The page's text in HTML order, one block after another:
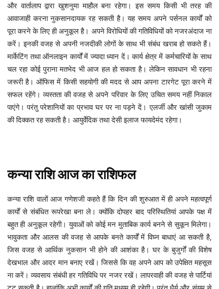
और वार्तालाप द्वारा खुशनुमा माहौल बना रहेगा। इस समय किसी भी तरह की
आवाजाही करना नुकसानदायक रह सकती है। यह समय अपने पर्सनल कार्यों को
पूरा करने के लिए ही अनुकूल है। अपने विरोधियों की गतिविधियों को नजरअंदाज ना
करें। इनकी वजह से अपनी नजदीकी लोगों के साथ भी संबंध खराब हो सकते हैं।
मार्केटिंग तथा ऑनलाइन कार्यों में ज्यादा ध्यान दें। कार्य क्षेत्र में कर्मचारियों के साथ
चल रहा कोई पुराना मतभेद भी आज हल हो सकता है। लेकिन सावधान भी रहना
जरूरी है। ऑफिस में किसी सहयोगी की मदद से आप अपना टारगेट पूरा करने में
सफल रहेंगे। व्यस्तता की वजह से अपने परिवार के लिए उचित समय नहीं निकाल
पाएंगे। परंतु परेशानियों का प्रभाव घर पर ना पड़ने दें। एलर्जी और खांसी जुकाम
की दिक्कत रह सकती है। आयुर्वेदिक तथा देसी इलाज फायदेमंद रहेगा।
कन्याराशिआजकाराशिफल
कन्या राशि वालों आज गणेशजी कहते हैं कि दिन की शुरुआत में ही अपने महत्वपूर्ण
कार्यों से संबंधित रूपरेखा बना ले। क्योंकि दोपहर बाद परिस्थितियां आपके पक्ष में
बहुत ही अनुकूल रहेगी। युवाओं को कोई मन मुताबिक कार्य बनने से सुकून मिलेगा।
भावुकता और आलस की वजह से आपके बनते कार्यों में विघ्न बाधाएं आ सकती है,
जिस वजह से आर्थिक नुकसान भी होने की आशंका है। घर के बुजुर्गों की विशेष
देखभाल और आदर मान बनाए रखें। जिससे कि वह अपने आप को उपेक्षित महसूस
ना करें। व्यवसाय संबंधी हर गतिविधि पर नजर रखें। लापरवाही की वजह से पार्टियां